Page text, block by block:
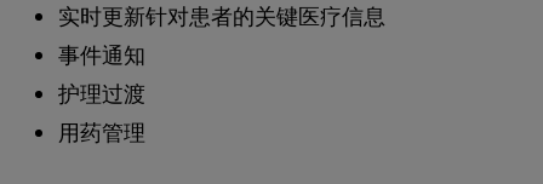
实时更新针对患者的关键医疗信息
事件通知
护理过渡
用药管理